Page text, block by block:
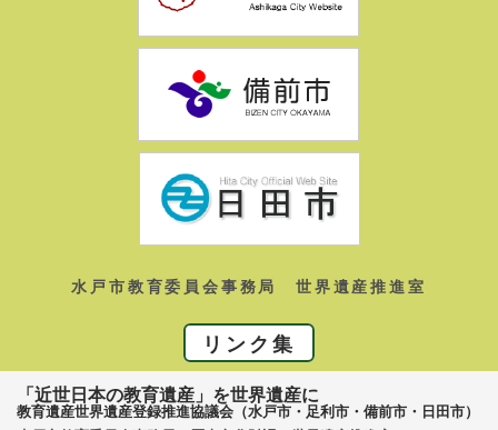
水戸市教育委員会事務局 世界遺産推進室
リンク集
「近世日本の教育遺産」を世界遺産に
教育遺産世界遺産登録推進協議会（水戸市・足利市・備前市・日田市）